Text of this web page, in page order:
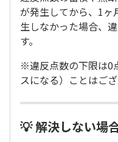
が発生してから、1ヶ
生しなかった場合、
す。
※違反点数の下限は0
スになる）ことはござ
💡 解決しない場